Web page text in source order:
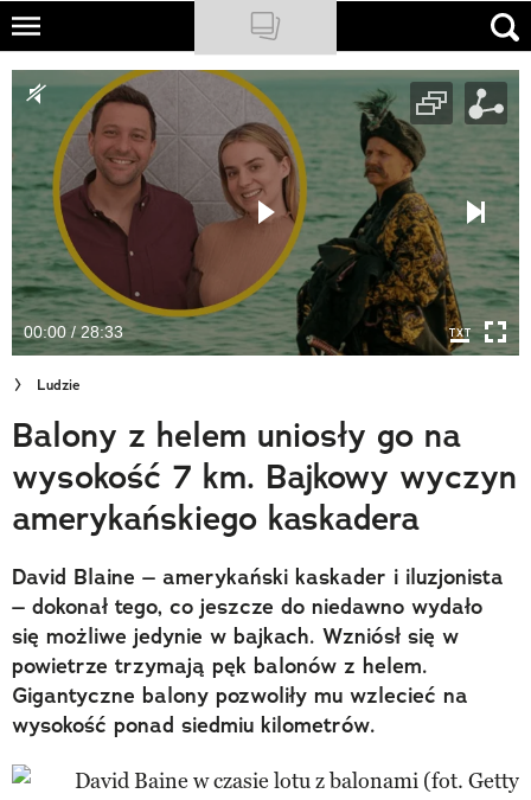
Skip
main
content
NATIONAL GEOGRAPHIC
TRAVELER
PODCASTY
Sklep
Newsletter
Cuda Polski
Wielki Konkurs Fotograficzny
Trendbook Podróżniczy
Polecane
00:00 / 28:33
Ludzie
Balony z helem uniosły go na
wysokość 7 km. Bajkowy wyczyn
amerykańskiego kaskadera
David Blaine – amerykański kaskader i iluzjonista
– dokonał tego, co jeszcze do niedawno wydało
się możliwe jedynie w bajkach. Wzniósł się w
powietrze trzymają pęk balonów z helem.
Gigantyczne balony pozwoliły mu wzlecieć na
wysokość ponad siedmiu kilometrów.